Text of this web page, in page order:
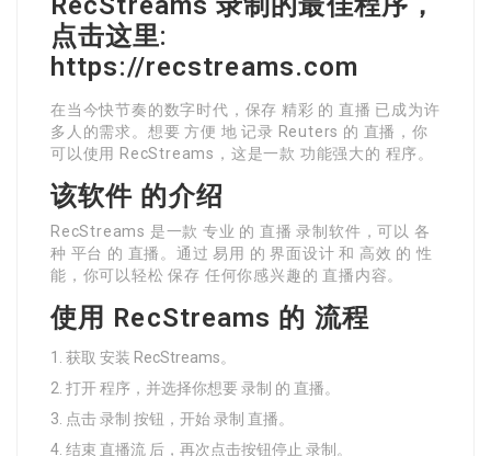
点击这里:
https://recstreams.com
在当今快节奏的数字时代，保存 精彩 的 直播 已成为许
多人的需求。想要 方便 地 记录 Reuters 的 直播，你
可以使用 RecStreams，这是一款 功能强大的 程序。
该软件 的介绍
RecStreams 是一款 专业 的 直播 录制软件，可以 各
种 平台 的 直播。通过 易用 的 界面设计 和 高效 的 性
能，你可以轻松 保存 任何你感兴趣的 直播内容。
使用 RecStreams 的 流程
获取 安装 RecStreams。
打开 程序，并选择你想要 录制 的 直播。
点击 录制 按钮，开始 录制 直播。
结束 直播流 后，再次点击按钮停止 录制。